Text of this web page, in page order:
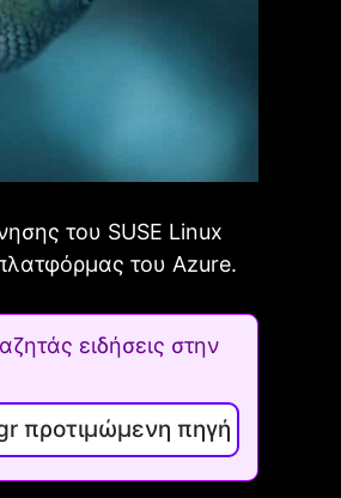
του SUSE Linux
του Azure.
ειδήσεις στην
προτιμώμενη πηγή